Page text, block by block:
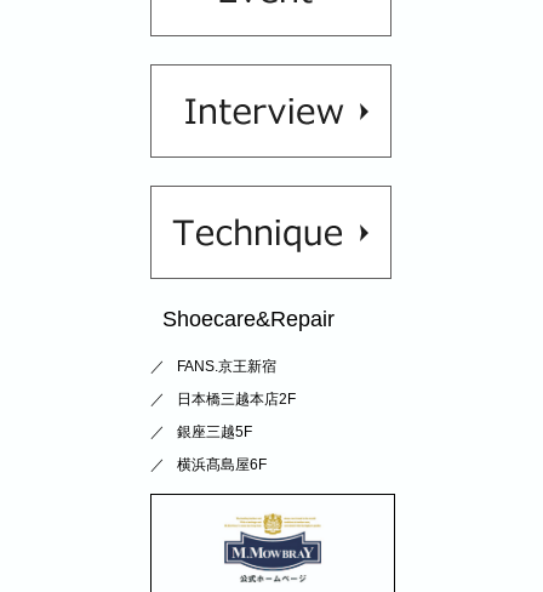
Shoecare&Repair
FANS.京王新宿
日本橋三越本店2F
銀座三越5F
横浜髙島屋6F